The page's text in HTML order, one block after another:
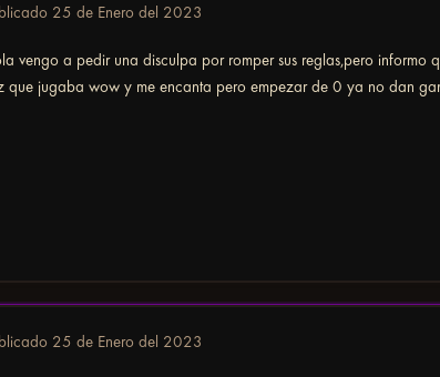
25 de Enero del 2023
vengo a pedir una disculpa por romper sus reglas,pero
que jugaba wow y me encanta pero empezar de 0 ya no dan
25 de Enero del 2023